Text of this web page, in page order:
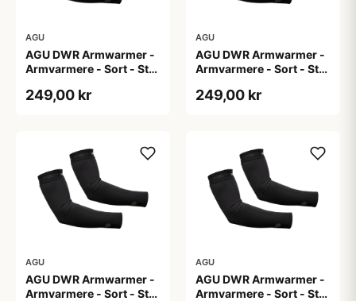
AGU
AGU DWR Armwarmer -
Armvarmere - Sort - Str.
249,00 kr
AGU
AGU DWR Armwarmer -
Armvarmere - Sort - Str.
249,00 kr
AGU
AGU DWR Armwarmer -
Armvarmere - Sort - Str.
AGU
AGU DWR Armwarmer -
Armvarmere - Sort - Str.